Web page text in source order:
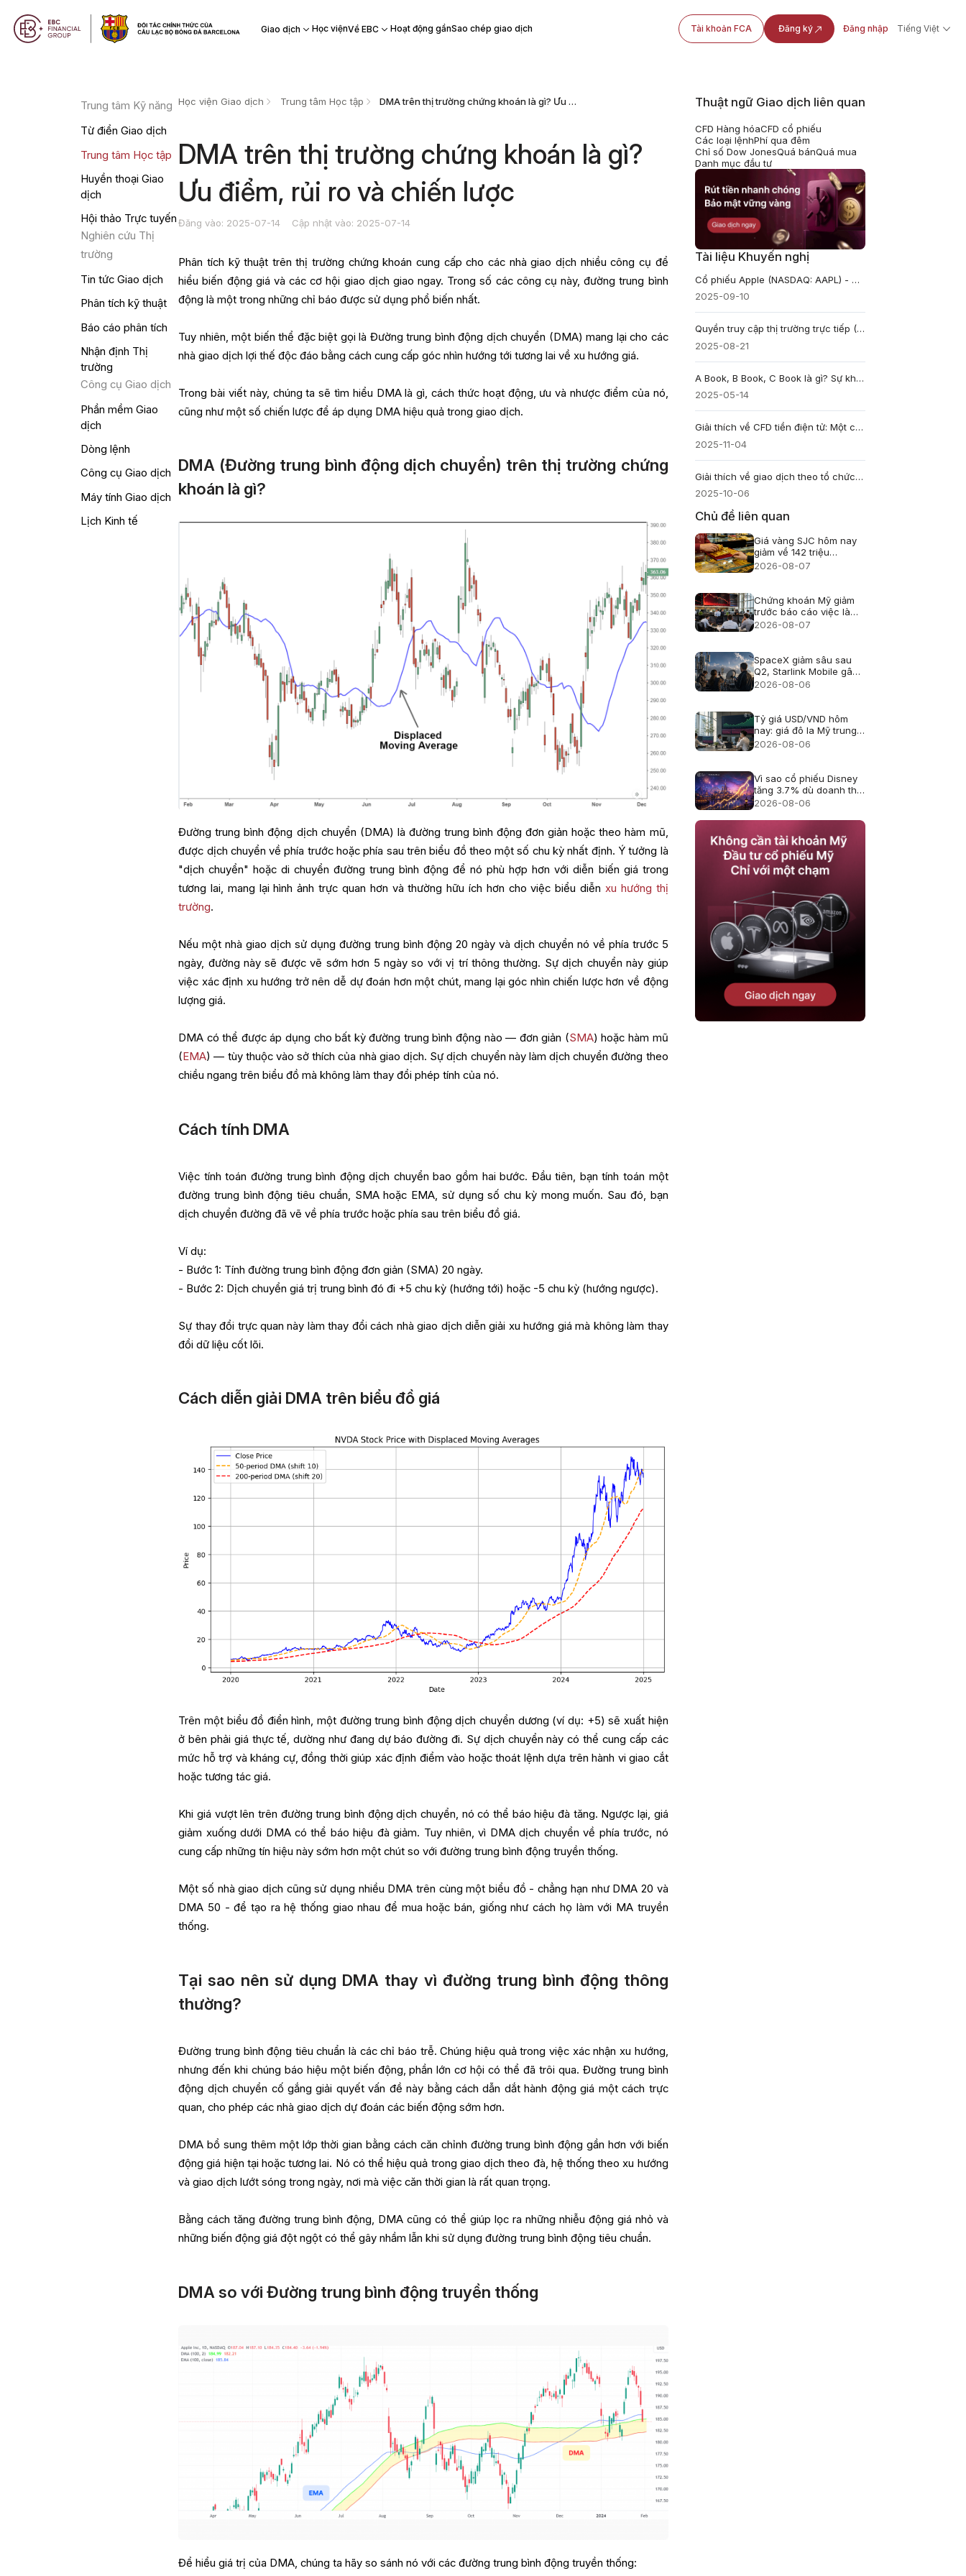
Giao dịch Học việnVề EBC Hoạt động gầnSao chép giao dịch Tài khoản FCA Đăng ký Đăng nhập Tiếng Việt
Trung tâm Kỹ năng
Từ điển Giao dịch
Trung tâm Học tập
Huyền thoại Giao
dịch
Hội thảo Trực tuyến
Nghiên cứu Thị
trường
Tin tức Giao dịch
Phân tích kỹ thuật
Báo cáo phân tích
Nhận định Thị
trường
Công cụ Giao dịch
Phần mềm Giao
dịch
Dòng lệnh
Công cụ Giao dịch
Máy tính Giao dịch
Lịch Kinh tế
Học viện Giao dịch Trung tâm Học tập DMA trên thị trường chứng khoán là gì? Ưu điểm, rủi ro và chiến lược
DMA trên thị trường chứng khoán là gì?
Ưu điểm, rủi ro và chiến lược
Đăng vào: 2025-07-14 Cập nhật vào: 2025-07-14
Phân tích kỹ thuật trên thị trường chứng khoán cung cấp cho các nhà giao dịch nhiều công cụ để
hiểu biến động giá và các cơ hội giao dịch giao ngay. Trong số các công cụ này, đường trung bình
động là một trong những chỉ báo được sử dụng phổ biến nhất.
Tuy nhiên, một biến thể đặc biệt gọi là Đường trung bình động dịch chuyển (DMA) mang lại cho các
nhà giao dịch lợi thế độc đáo bằng cách cung cấp góc nhìn hướng tới tương lai về xu hướng giá.
Trong bài viết này, chúng ta sẽ tìm hiểu DMA là gì, cách thức hoạt động, ưu và nhược điểm của nó,
cũng như một số chiến lược để áp dụng DMA hiệu quả trong giao dịch.
DMA (Đường trung bình động dịch chuyển) trên thị trường chứng
khoán là gì?
Đường trung bình động dịch chuyển (DMA) là đường trung bình động đơn giản hoặc theo hàm mũ,
được dịch chuyển về phía trước hoặc phía sau trên biểu đồ theo một số chu kỳ nhất định. Ý tưởng là
"dịch chuyển" hoặc di chuyển đường trung bình động để nó phù hợp hơn với diễn biến giá trong
tương lai, mang lại hình ảnh trực quan hơn và thường hữu ích hơn cho việc biểu diễn xu hướng thị
trường.
Nếu một nhà giao dịch sử dụng đường trung bình động 20 ngày và dịch chuyển nó về phía trước 5
ngày, đường này sẽ được vẽ sớm hơn 5 ngày so với vị trí thông thường. Sự dịch chuyển này giúp
việc xác định xu hướng trở nên dễ dự đoán hơn một chút, mang lại góc nhìn chiến lược hơn về động
lượng giá.
DMA có thể được áp dụng cho bất kỳ đường trung bình động nào — đơn giản (SMA) hoặc hàm mũ
(EMA) — tùy thuộc vào sở thích của nhà giao dịch. Sự dịch chuyển này làm dịch chuyển đường theo
chiều ngang trên biểu đồ mà không làm thay đổi phép tính của nó.
Cách tính DMA
Việc tính toán đường trung bình động dịch chuyển bao gồm hai bước. Đầu tiên, bạn tính toán một
đường trung bình động tiêu chuẩn, SMA hoặc EMA, sử dụng số chu kỳ mong muốn. Sau đó, bạn
dịch chuyển đường đã vẽ về phía trước hoặc phía sau trên biểu đồ giá.
Ví dụ:
- Bước 1: Tính đường trung bình động đơn giản (SMA) 20 ngày.
- Bước 2: Dịch chuyển giá trị trung bình đó đi +5 chu kỳ (hướng tới) hoặc -5 chu kỳ (hướng ngược).
Sự thay đổi trực quan này làm thay đổi cách nhà giao dịch diễn giải xu hướng giá mà không làm thay
đổi dữ liệu cốt lõi.
Cách diễn giải DMA trên biểu đồ giá
Trên một biểu đồ điển hình, một đường trung bình động dịch chuyển dương (ví dụ: +5) sẽ xuất hiện
ở bên phải giá thực tế, dường như đang dự báo đường đi. Sự dịch chuyển này có thể cung cấp các
mức hỗ trợ và kháng cự, đồng thời giúp xác định điểm vào hoặc thoát lệnh dựa trên hành vi giao cắt
hoặc tương tác giá.
Khi giá vượt lên trên đường trung bình động dịch chuyển, nó có thể báo hiệu đà tăng. Ngược lại, giá
giảm xuống dưới DMA có thể báo hiệu đà giảm. Tuy nhiên, vì DMA dịch chuyển về phía trước, nó
cung cấp những tín hiệu này sớm hơn một chút so với đường trung bình động truyền thống.
Một số nhà giao dịch cũng sử dụng nhiều DMA trên cùng một biểu đồ - chẳng hạn như DMA 20 và
DMA 50 - để tạo ra hệ thống giao nhau để mua hoặc bán, giống như cách họ làm với MA truyền
thống.
Tại sao nên sử dụng DMA thay vì đường trung bình động thông
thường?
Đường trung bình động tiêu chuẩn là các chỉ báo trễ. Chúng hiệu quả trong việc xác nhận xu hướng,
nhưng đến khi chúng báo hiệu một biến động, phần lớn cơ hội có thể đã trôi qua. Đường trung bình
động dịch chuyển cố gắng giải quyết vấn đề này bằng cách dẫn dắt hành động giá một cách trực
quan, cho phép các nhà giao dịch dự đoán các biến động sớm hơn.
DMA bổ sung thêm một lớp thời gian bằng cách căn chỉnh đường trung bình động gần hơn với biến
động giá hiện tại hoặc tương lai. Nó có thể hiệu quả trong giao dịch theo đà, hệ thống theo xu hướng
và giao dịch lướt sóng trong ngày, nơi mà việc căn thời gian là rất quan trọng.
Bằng cách tăng đường trung bình động, DMA cũng có thể giúp lọc ra những nhiễu động giá nhỏ và
những biến động giá đột ngột có thể gây nhầm lẫn khi sử dụng đường trung bình động tiêu chuẩn.
DMA so với Đường trung bình động truyền thống
Để hiểu giá trị của DMA, chúng ta hãy so sánh nó với các đường trung bình động truyền thống:
Thuật ngữ Giao dịch liên quan
CFD Hàng hóaCFD cổ phiếu
Các loại lệnhPhí qua đêm
Chỉ số Dow JonesQuá bánQuá mua
Danh mục đầu tư
Tài liệu Khuyến nghị
Cổ phiếu Apple (NASDAQ: AAPL) - Hướng dẫn cách mua, đầu tư và so sánh
2025-09-10
Quyền truy cập thị trường trực tiếp (Direct Market Access - DMA) là gì?
2025-08-21
A Book, B Book, C Book là gì? Sự khác biệt giữa các mô hình broker Forex
2025-05-14
Giải thích về CFD tiền điện tử: Một cách thông minh hơn để giao dịch tài sản kỹ thuật số
2025-11-04
Giải thích về giao dịch theo tổ chức dành cho các nhà giao dịch chuyên nghiệp
2025-10-06
Chủ đề liên quan
Giá vàng SJC hôm nay
giảm về 142 triệu
đồng/lượng
2026-08-07
Chứng khoán Mỹ giảm
trước báo cáo việc làm
nhưng Phố Wall chưa
2026-08-07
SpaceX giảm sâu sau
Q2, Starlink Mobile gây
áp lực lên viễn thông Mỹ
2026-08-06
Tỷ giá USD/VND hôm
nay: giá đô la Mỹ trung
tâm lên 25.433, USD
2026-08-06
Vì sao cổ phiếu Disney
tăng 3.7% dù doanh thu
hụt kỳ vọng?
2026-08-06